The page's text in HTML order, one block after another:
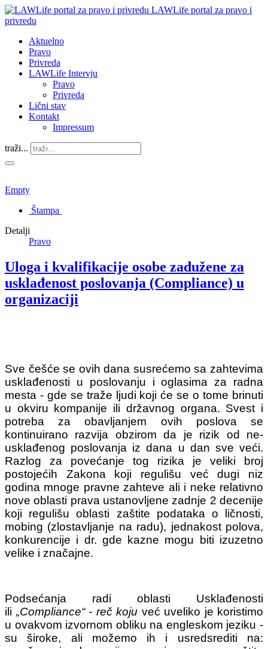
LAWLife portal za pravo i
privredu
Aktuelno
Pravo
Privreda
LAWLife Intervju
Pravo
Privreda
Lični stav
Kontakt
Impressum
traži...
Empty
Štampa
Detalji
Pravo
Uloga i kvalifikacije osobe zadužene za
usklađenost poslovanja (Compliance) u
organizaciji
Sve češće se ovih dana susrećemo sa zahtevima
usklađenosti u poslovanju i oglasima za radna
mesta - gde se traže ljudi koji će se o tome brinuti
u okviru kompanije ili državnog organa. Svest i
potreba za obavljanjem ovih poslova se
kontinuirano razvija obzirom da je rizik od ne-
usklađenog poslovanja iz dana u dan sve veći.
Razlog za povećanje tog rizika je veliki broj
postojećih Zakona koji regulišu već dugi niz
godina mnoge pravne zahteve ali i neke relativno
nove oblasti prava ustanovljene zadnje 2 decenije
koji regulišu oblasti zaštite podataka o ličnosti,
mobing (zlostavljanje na radu), jednakost polova,
konkurencije i dr. gde kazne mogu biti izuzetno
velike i značajne.
Podsećanja radi oblasti Usklađenosti
ili „Compliance“ - reč koju već uveliko je koristimo
u ovakvom izvornom obliku na engleskom jeziku -
su široke, ali možemo ih i usredsrediti na: